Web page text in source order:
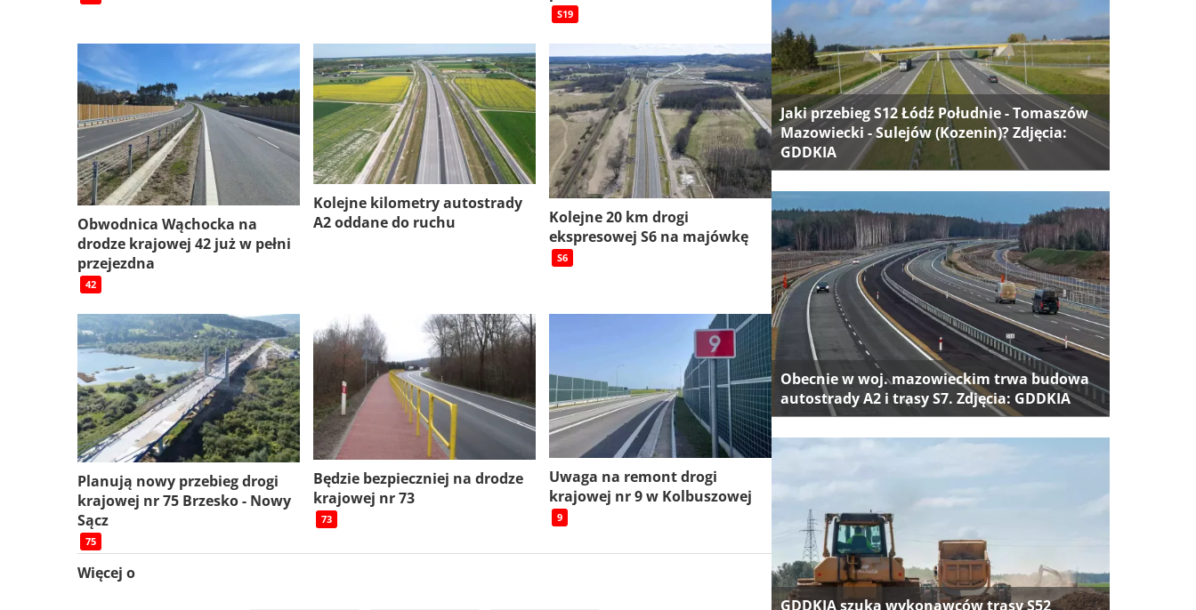
S19
Obwodnica Wąchocka na
drodze krajowej 42 już w pełni
przejezdna
42
Kolejne kilometry autostrady
A2 oddane do ruchu
Kolejne 20 km drogi
ekspresowej S6 na majówkę
S6
Planują nowy przebieg drogi
krajowej nr 75 Brzesko - Nowy
Sącz
75
Będzie bezpieczniej na drodze
krajowej nr 73
73
Uwaga na remont drogi
krajowej nr 9 w Kolbuszowej
9
Więcej o
Jaki przebieg S12 Łódź Południe - Tomaszów
Mazowiecki - Sulejów (Kozenin)? Zdjęcia:
GDDKIA
Obecnie w woj. mazowieckim trwa budowa
autostrady A2 i trasy S7. Zdjęcia: GDDKIA
GDDKIA szuka wykonawców trasy S52